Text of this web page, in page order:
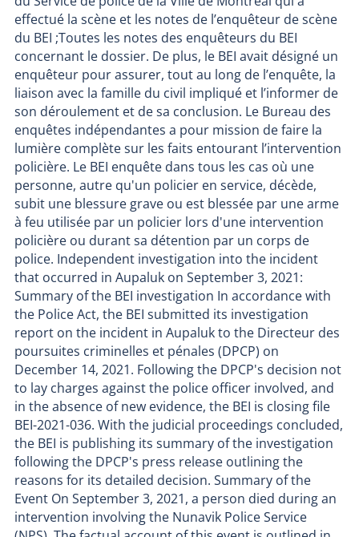
effectué la scène et les notes de l’enquêteur de scène
du BEI ;Toutes les notes des enquêteurs du BEI
concernant le dossier. De plus, le BEI avait désigné un
enquêteur pour assurer, tout au long de l’enquête, la
liaison avec la famille du civil impliqué et l’informer de
son déroulement et de sa conclusion. Le Bureau des
enquêtes indépendantes a pour mission de faire la
lumière complète sur les faits entourant l’intervention
policière. Le BEI enquête dans tous les cas où une
personne, autre qu'un policier en service, décède,
subit une blessure grave ou est blessée par une arme
à feu utilisée par un policier lors d'une intervention
policière ou durant sa détention par un corps de
police. Independent investigation into the incident
that occurred in Aupaluk on September 3, 2021:
Summary of the BEI investigation In accordance with
the Police Act, the BEI submitted its investigation
report on the incident in Aupaluk to the Directeur des
poursuites criminelles et pénales (DPCP) on
December 14, 2021. Following the DPCP's decision not
to lay charges against the police officer involved, and
in the absence of new evidence, the BEI is closing file
BEI-2021-036. With the judicial proceedings concluded,
the BEI is publishing its summary of the investigation
following the DPCP's press release outlining the
reasons for its detailed decision. Summary of the
Event On September 3, 2021, a person died during an
intervention involving the Nunavik Police Service